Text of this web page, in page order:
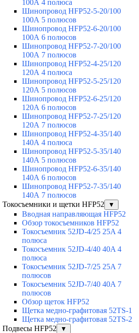
100А 4 полюса
Шинопровод HFP52-5-20/100
100А 5 полюсов
Шинопровод HFP52-6-20/100
100А 6 полюсов
Шинопровод HFP52-7-20/100
100А 7 полюсов
Шинопровод HFP52-4-25/120
120А 4 полюса
Шинопровод HFP52-5-25/120
120А 5 полюсов
Шинопровод HFP52-6-25/120
120А 6 полюсов
Шинопровод HFP52-7-25/120
120А 7 полюсов
Шинопровод HFP52-4-35/140
140А 4 полюса
Шинопровод HFP52-5-35/140
140А 5 полюсов
Шинопровод HFP52-6-35/140
140А 6 полюсов
Шинопровод HFP52-7-35/140
140А 7 полюсов
Токосъемники и щетки HFP52
▼
Вводная направляющая HFP52
Обзор токосъемников HFP52
Токосъемник 52JD-4/25 25A 4
полюса
Токосъемник 52JD-4/40 40A 4
полюса
Токосъемник 52JD-7/25 25A 7
полюсов
Токосъемник 52JD-7/40 40A 7
полюсов
Обзор щеток HFP52
Щетка медно-графитовая 52TS-1
Щетка медно-графитовая 52TS-2
Подвесы HFP52
▼